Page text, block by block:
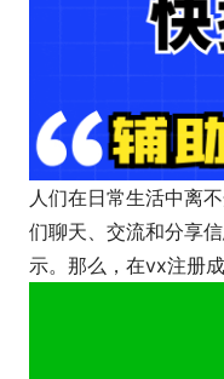
人们在日常生活中离
们聊天、交流和分享
示。那么，在vx注册